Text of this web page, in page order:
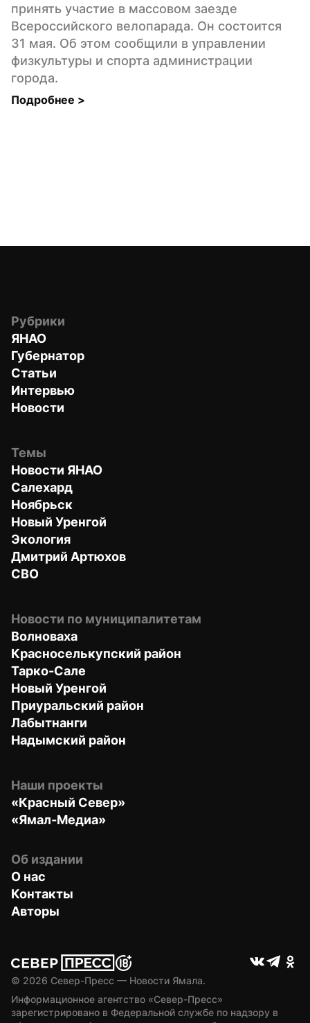
принять участие в массовом заезде
Всероссийского велопарада. Он состоится
31 мая. Об этом сообщили в управлении
физкультуры и спорта администрации
города.
Подробнее >
Рубрики
ЯНАО
Губернатор
Статьи
Интервью
Новости
Темы
Новости ЯНАО
Салехард
Ноябрьск
Новый Уренгой
Экология
Дмитрий Артюхов
СВО
Новости по муниципалитетам
Волноваха
Красноселькупский район
Тарко-Сале
Новый Уренгой
Приуральский район
Лабытнанги
Надымский район
Наши проекты
«Красный Север»
«Ямал-Медиа»
Об издании
О нас
Контакты
Авторы
© 2026 Север-Пресс — Новости Ямала.
Информационное агентство «Север-Пресс»
зарегистрировано в Федеральной службе по надзору в